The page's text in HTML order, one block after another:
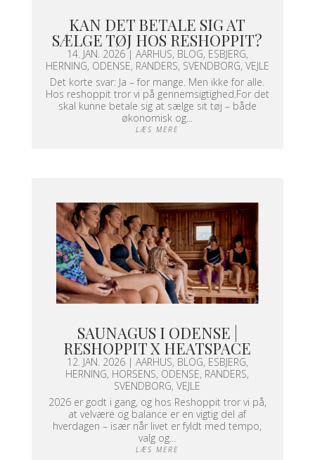
KAN DET BETALE SIG AT
SÆLGE TØJ HOS RESHOPPIT?
14. JAN. 2026| AARHUS, BLOG, ESBJERG,
HERNING, ODENSE, RANDERS, SVENDBORG, VEJLE
Det korte svar: Ja – for mange. Men ikke for alle.
Hos reshoppit tror vi på gennemsigtighed.For det
skal kunne betale sig at sælge sit tøj – både
økonomisk og...
LÆS MERE
SAUNAGUS I ODENSE |
RESHOPPIT X HEATSPACE
12. JAN. 2026| AARHUS, BLOG, ESBJERG,
HERNING, HORSENS, ODENSE, RANDERS,
SVENDBORG,VEJLE
2026 er godt i gang, og hos Reshoppit tror vi på,
at velvære og balance er en vigtig del af
hverdagen – især når livet er fyldt med tempo,
valg og...
LÆS MERE